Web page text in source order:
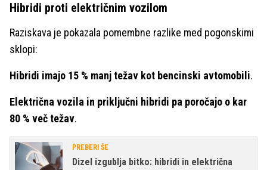
Hibridi proti električnim vozilom
Raziskava je pokazala pomembne razlike med pogonskimi
sklopi:
Hibridi imajo 15 % manj težav kot bencinski avtomobili.
Električna vozila in priključni hibridi pa poročajo o kar
80 % več težav.
PREBERI ŠE
Dizel izgublja bitko: hibridi in električna